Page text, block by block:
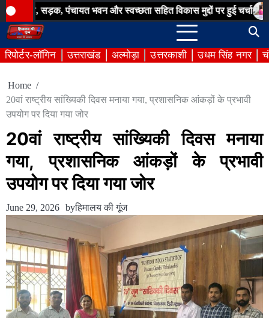
Skip
to
content
पंचायत भवन और स्वच्छता सहित विकास मुद्दों पर हुई चर्चा बिना
रिपोर्टर-लॉगिन उत्तराखंड अल्मोड़ा उत्तरकाशी उधम सिंह नगर
Home
20वां राष्ट्रीय सांख्यिकी दिवस मनाया गया, प्रशासनिक आंकड़ों के प्रभावी
उपयोग पर दिया गया जोर
20वां राष्ट्रीय सांख्यिकी दिवस मनाया
गया, प्रशासनिक आंकड़ों के प्रभावी
उपयोग पर दिया गया जोर
June 29, 2026 byहिमालय की गूंज